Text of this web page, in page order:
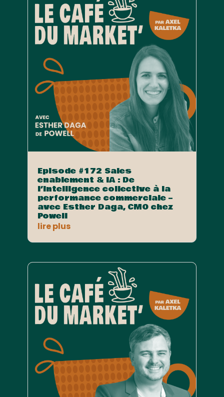
Episode #172 Sales
enablement & IA : De
l’intelligence collective à la
performance commerciale –
avec Esther Daga, CMO chez
Powell
lire plus